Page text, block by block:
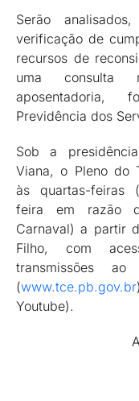
Serão
verificação de
recursos de
uma consulta
aposentadoria,
Previdência dos
Sob a
Viana, o Pleno do
às quartas-feiras
feira em razão
Carnaval) a partir
Filho, com
transmissões
(www.tce.pb.gov.br
Youtube).